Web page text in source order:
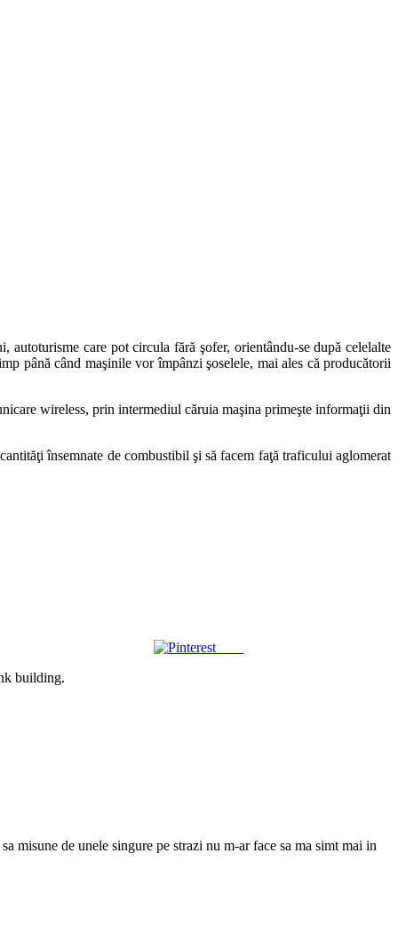
care pot circula fără şofer, orientându-se după celelalte
până când maşinile vor împânzi şoselele, mai ales că producătorii
wireless, prin intermediul căruia maşina primeşte informaţii din
însemnate de combustibil şi să facem faţă traficului aglomerat
building.
misune de unele singure pe strazi nu m-ar face sa ma simt mai in